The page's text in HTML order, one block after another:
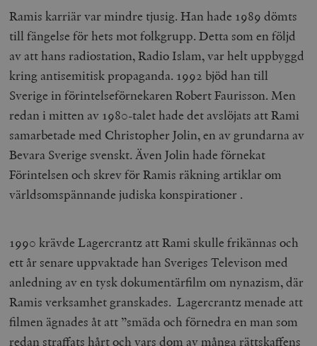
Ramis karriär var mindre tjusig. Han hade 1989 dömts
till fängelse för hets mot folkgrupp. Detta som en följd
av att hans radiostation, Radio Islam, var helt uppbyggd
kring antisemitisk propaganda. 1992 bjöd han till
Sverige in förintelseförnekaren Robert Faurisson. Men
redan i mitten av 1980-talet hade det avslöjats att Rami
samarbetade med Christopher Jolin, en av grundarna av
Bevara Sverige svenskt. Även Jolin hade förnekat
Förintelsen och skrev för Ramis räkning artiklar om
världsomspännande judiska konspirationer .
1990 krävde Lagercrantz att Rami skulle frikännas och
ett år senare uppvaktade han Sveriges Televison med
anledning av en tysk dokumentärfilm om nynazism, där
Ramis verksamhet granskades. Lagercrantz menade att
filmen ägnades åt att ”smäda och förnedra en man som
redan straffats hårt och vars dom av många rättskaffens